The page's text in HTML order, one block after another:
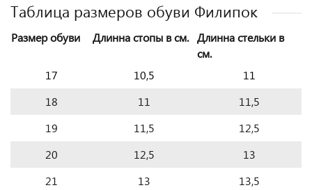
Таблица размеров обуви Филипок
Размер обуви Длинна стопы в см. Длинна стельки в
см.
17
10,5
11
18
11
11,5
19
11,5
12,5
20
12,5
13
21
13
13,5